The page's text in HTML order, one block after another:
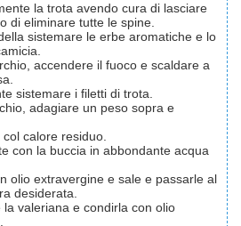
la trota avendo cura di lasciare
di eliminare tutte le spine.
sistemare le erbe aromatiche e lo
accendere il fuoco e scaldare a
sistemare i filetti di trota.
adagiare un peso sopra e
calore residuo.
con la buccia in abbondante acqua
olio extravergine e sale e passarle al
desiderata.
valeriana e condirla con olio